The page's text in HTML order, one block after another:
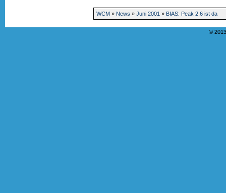
WCM » News » Juni 2001 » BIAS: Peak 2.6 ist da
©